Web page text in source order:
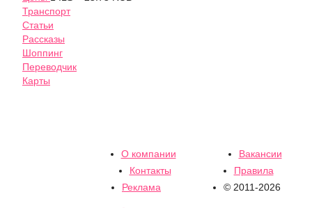
Транспорт
Статьи
Рассказы
Шоппинг
Переводчик
Карты
О компании
Вакансии
Контакты
Правила
Реклама
© 2011-2026